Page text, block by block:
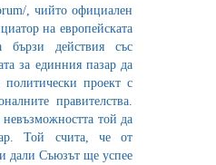
, чийто официален
на европейската
бързи действия със
за единния пазар да
проект с
правителства.
той да
Той счита, че от
дали Съюзът ще успее